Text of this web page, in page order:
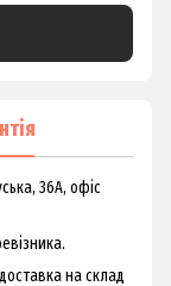
36А, офіс
на склад